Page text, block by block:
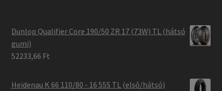
Dunlop Qualifier Core 190/50 ZR 17 (73W) TL (hátsó
gumi)
52233,66 Ft
Heidenau K 66 110/80 - 16 55S TL (első/hátsó)